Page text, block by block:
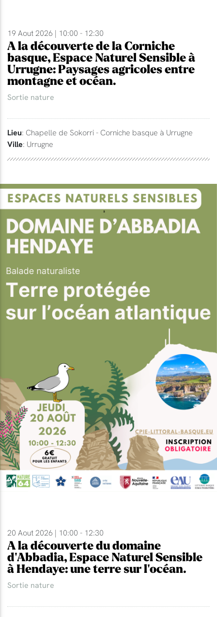
19 Aout 2026 | 10:00 - 12:30
A la découverte de la Corniche
basque, Espace Naturel Sensible à
Urrugne: Paysages agricoles entre
montagne et océan.
Sortie nature
Lieu: Chapelle de Sokorri - Corniche basque à Urrugne
Ville: Urrugne
20 Aout 2026 | 10:00 - 12:30
A la découverte du domaine
d'Abbadia, Espace Naturel Sensible
à Hendaye: une terre sur l'océan.
Sortie nature